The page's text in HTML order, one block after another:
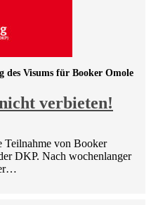
verbieten!
des Visums für Booker Omole
Teilnahme von Booker
DKP. Nach wochenlanger